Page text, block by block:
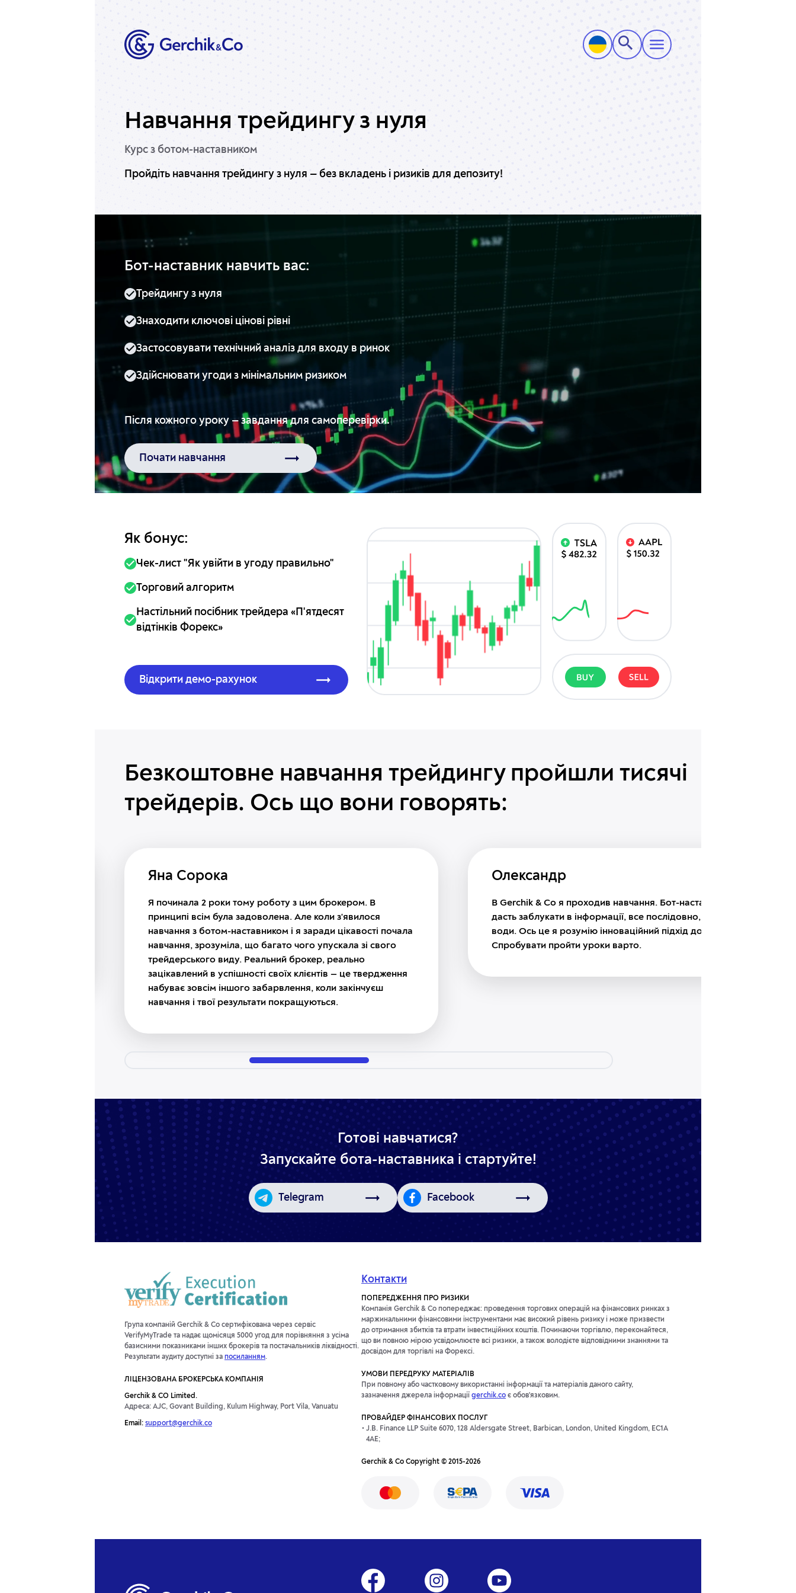
Навчання трейдингу з нуля
Курс з ботом-наставником
Пройдіть навчання трейдингу з нуля — без вкладень і ризиків для депозиту!
Бот-наставник навчить вас:
Трейдингу з нуля
Знаходити ключові цінові рівні
Застосовувати технічний аналіз для входу в ринок
Здійснювати угоди з мінімальним ризиком
Після кожного уроку — завдання для самоперевірки.
Почати навчання
Як бонус:
Чек-лист "Як увійти в угоду правильно"
Торговий алгоритм
Настільний посібник трейдера «П'ятдесят
відтінків Форекс»
Відкрити демо-рахунок
Безкоштовне навчання трейдингу пройшли тисячі
трейдерів. Ось що вони говорять:
Яна Сорока
Я починала 2 роки тому роботу з цим брокером. В
принципі всім була задоволена. Але коли з'явилося
навчання з ботом-наставником і я заради цікавості почала
навчання, зрозуміла, що багато чого упускала зі свого
трейдерського виду. Реальний брокер, реально
зацікавлений в успішності своїх клієнтів — це твердження
набуває зовсім іншого забарвлення, коли закінчуєш
навчання і твої результати покращуються.
Олександр
В Gerchik & Co я проходив навчання. Бот-наставник не
дасть заблукати в інформації, все послідовно, без зайвої
води. Ось це я розумію інноваційний підхід до навчання.
Спробувати пройти уроки варто.
Готові навчатися?
Запускайте бота-наставника і стартуйте!
Telegram Facebook
Група компаній Gerchik & Co сертифікована через сервіс
VerifyMyTrade та надає щомісяця 5000 угод для порівняння з усіма
базисними показниками інших брокерів та постачальників ліквідності.
Результати аудиту доступні за посиланням.
ЛІЦЕНЗОВАНА БРОКЕРСЬКА КОМПАНІЯ
Gerchik & CO Limited.
Адреса: AJC, Govant Building, Kulum Highway, Port Vila, Vanuatu
Email: support@gerchik.co
Контакти
ПОПЕРЕДЖЕННЯ ПРО РИЗИКИ
Компанія Gerchik & Co попереджає: проведення торгових операцій на фінансових ринках з
маржинальними фінансовими інструментами має високий рівень ризику і може призвести
до отримання збитків та втрати інвестиційних коштів. Починаючи торгівлю, переконайтеся,
що ви повною мірою усвідомлюєте всі ризики, а також володієте відповідними знаннями та
досвідом для торгівлі на Форексі.
УМОВИ ПЕРЕДРУКУ МАТЕРІАЛІВ
При повному або частковому використанні інформації та матеріалів даного сайту,
зазначення джерела інформації gerchik.co є обов'язковим.
ПРОВАЙДЕР ФІНАНСОВИХ ПОСЛУГ
J.B. Finance LLP Suite 6070, 128 Aldersgate Street, Barbican, London, United Kingdom, EC1A
4AE;
Gerchik & Co Copyright © 2015-2026